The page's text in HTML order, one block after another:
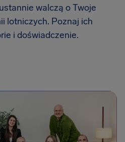
walczą o Twoje
lotniczych. Poznaj ich
i doświadczenie.